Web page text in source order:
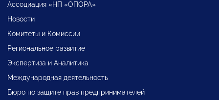
Ассоциация «НП «ОПОРА»
Новости
Комитеты и Комиссии
Региональное развитие
Экспертиза и Аналитика
Международная деятельность
Бюро по защите прав предпринимателей